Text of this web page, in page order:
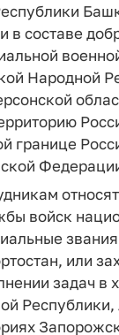
в составе
Народной
границе
войск
или
задач в